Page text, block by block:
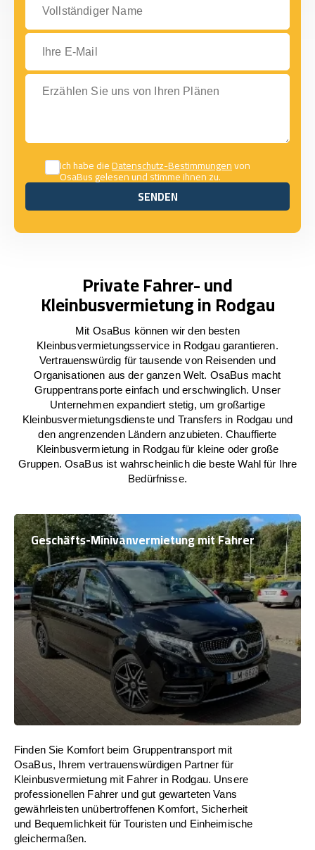
Ihre E-Mail
Erzählen Sie uns von Ihren Plänen
Ich habe dieDatenschutz-Bestimmungenvon
OsaBus gelesen und stimme ihnen zu.
SENDEN
SENDEN
Private Fahrer- und
Kleinbusvermietung in Rodgau
Mit OsaBus können wir den besten
Kleinbusvermietungsservice in Rodgau garantieren.
Vertrauenswürdig für tausende von Reisenden und
Organisationen aus der ganzen Welt. OsaBus macht
Gruppentransporte einfach und erschwinglich. Unser
Unternehmen expandiert stetig, um großartige
Kleinbusvermietungsdienste und Transfers in Rodgau und
den angrenzenden Ländern anzubieten. Chauffierte
Kleinbusvermietung in Rodgau für kleine oder große
Gruppen. OsaBus ist wahrscheinlich die beste Wahl für Ihre
Bedürfnisse.
Geschäfts-Minivanvermietung mit Fahrer
Finden Sie Komfort beim Gruppentransport mit
OsaBus, Ihrem vertrauenswürdigen Partner für
Kleinbusvermietung mit Fahrer in Rodgau. Unsere
professionellen Fahrer und gut gewarteten Vans
gewährleisten unübertroffenen Komfort, Sicherheit
und Bequemlichkeit für Touristen und Einheimische
gleichermaßen.